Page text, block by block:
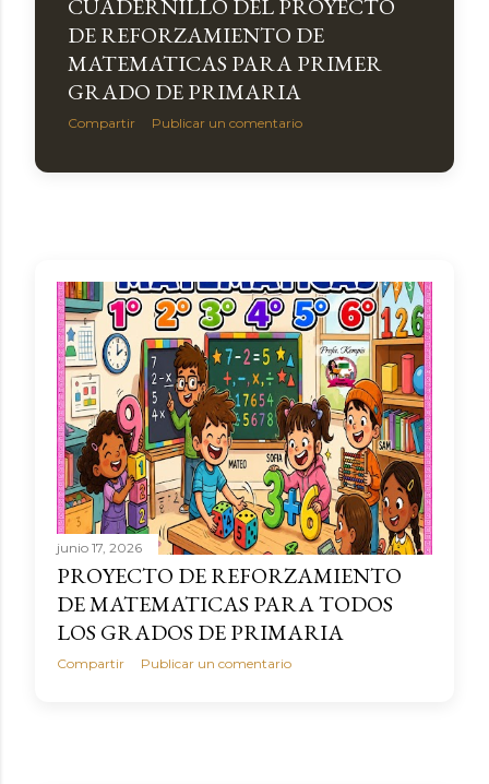
CUADERNILLO DEL PROYECTO
DE REFORZAMIENTO DE
MATEMATICAS PARA PRIMER
GRADO DE PRIMARIA
Compartir Publicar un comentario
junio 17, 2026
PROYECTO DE REFORZAMIENTO
DE MATEMATICAS PARA TODOS
LOS GRADOS DE PRIMARIA
Compartir Publicar un comentario